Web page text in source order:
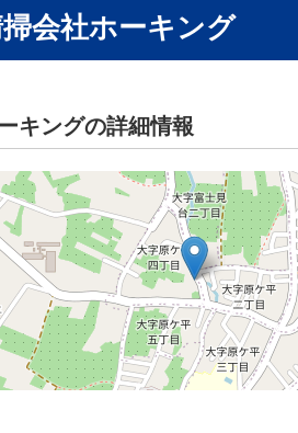
会社ホーキング
キングの詳細情報